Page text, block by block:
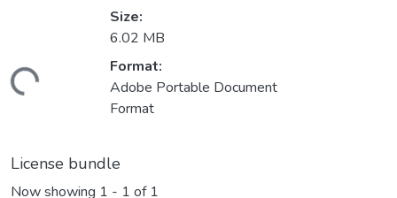
Size:
6.02 MB
Format:
Adobe Portable Document
Format
License bundle
Now showing 1 - 1 of 1